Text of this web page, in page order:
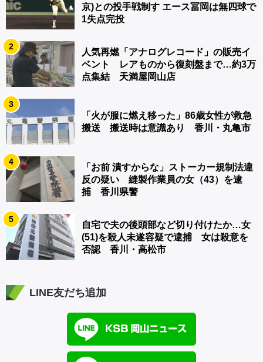
京)との投手戦制す エース冨岡は無四球で
1失点完投
2
人気再燃「アナログレコード」の販売イ
ベント レアものから復刻盤まで…約3万
点集結 天満屋岡山店
3
「火が服に燃え移った」86歳女性が救急
搬送 搬送時は意識あり 香川・丸亀市
4
「お前 潰すからな」ストーカー規制法違
反の疑い 縫製作業員の女（43）を逮
捕 香川県警
5
自宅で夫の後頭部など切り付けたか…女
(51)を殺人未遂容疑で逮捕 女は殺意を
否認 香川・高松市
LINE友だち追加